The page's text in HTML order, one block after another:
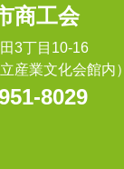
商工会
3丁目10-16
産業文化会館内）
8029